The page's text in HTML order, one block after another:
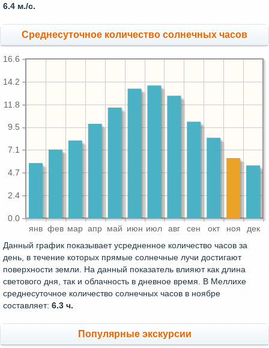
6.4 м./с.
Среднесуточное количество солнечных часов
янв фев мар апр май июн июл авг сен окт ноя дек
0.0
2.4
4.7
7.1
9.5
11.8
14.2
16.6
Данный график показывает усредненное количество часов за
день, в течение которых прямые солнечные лучи достигают
поверхности земли. На данный показатель влияют как длина
светового дня, так и облачность в дневное время. В Меллихе
среднесуточное количество солнечных часов в ноябре
составляет: 6.3 ч.
Популярные экскурсии